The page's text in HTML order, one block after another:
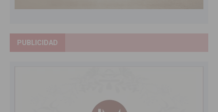
PUBLICIDAD